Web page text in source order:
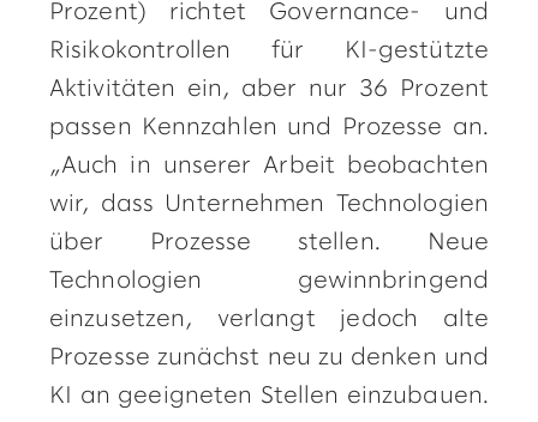
Prozent) richtet Governance- und
Risikokontrollen für KI-gestützte
Aktivitäten ein, aber nur 36 Prozent
passen Kennzahlen und Prozesse an.
„Auch in unserer Arbeit beobachten
wir, dass Unternehmen Technologien
über Prozesse stellen. Neue
Technologien gewinnbringend
einzusetzen, verlangt jedoch alte
Prozesse zunächst neu zu denken und
KI an geeigneten Stellen einzubauen.